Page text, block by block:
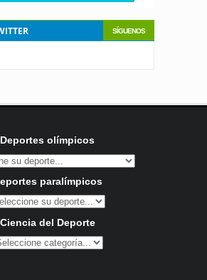
SÍGUENOS
Deportes olímpicos
paralímpicos
Ciencia del Deporte